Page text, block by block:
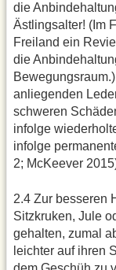
die
Ästlingsalter! (Im
Freiland ein
die
anliegenden
schweren
infolge
infolge
2; McKeever
2.4 Zur besseren
Sitzkruken, Jule
gehalten, zumal
leichter auf ihren